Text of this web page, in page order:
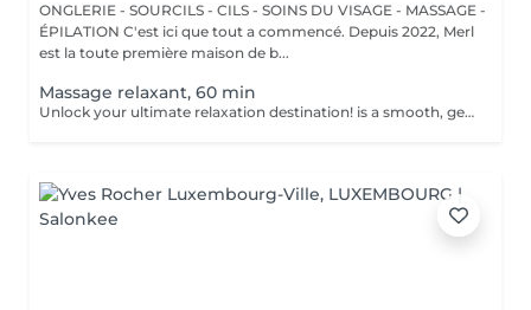
ONGLERIE - SOURCILS - CILS - SOINS DU VISAGE - MASSAGE -
ÉPILATION C'est ici que tout a commencé. Depuis 2022, Merl
est la toute première maison de b...
Massage relaxant, 60 min
Unlock your ultimate relaxation destination! is a smooth, gentle treatment that relieves muscular tension, increases circulation, and promotes a general sense of relaxation. Benefits of getting a relaxing massage: - improves sleep - reduce stress - eases muscle tension How is a relaxing massage done? - head and neck are massaged - shoulders and back are massaged - hands and arms are massaged - feet and legs are massaged - belly is massaged Age restrictions: there are no age restrictions for this procedure. Post procedure recommendations: do not do sport and any sharp movements 2-3 hours after the procedure. Frequency: 1-2 times per week, 10 times in total. Repeat once in 3-6 months.